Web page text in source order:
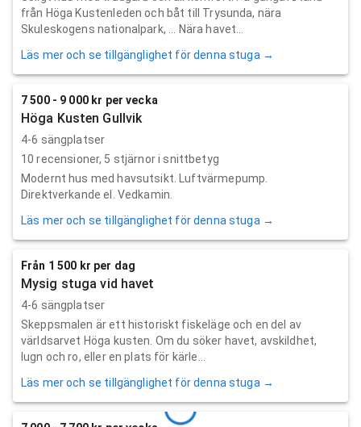
från Höga Kustenleden och båt till Trysunda, nära
Skuleskogens nationalpark, ... Nära havet...
Läs mer och se tillgänglighet för denna stuga →
7 500 - 9 000 kr per vecka
Höga Kusten Gullvik
4-6 sängplatser
10 recensioner, 5 stjärnor i snittbetyg
Modernt hus med havsutsikt. Luftvärmepump.
Direktverkande el. Vedkamin.
Läs mer och se tillgänglighet för denna stuga →
Från 1 500 kr per dag
Mysig stuga vid havet
4-6 sängplatser
Skeppsmalen är ett historiskt fiskeläge och en del av
världsarvet Höga kusten. Om du söker havet, avskildhet,
lugn och ro, eller en plats för kärle...
Läs mer och se tillgänglighet för denna stuga →